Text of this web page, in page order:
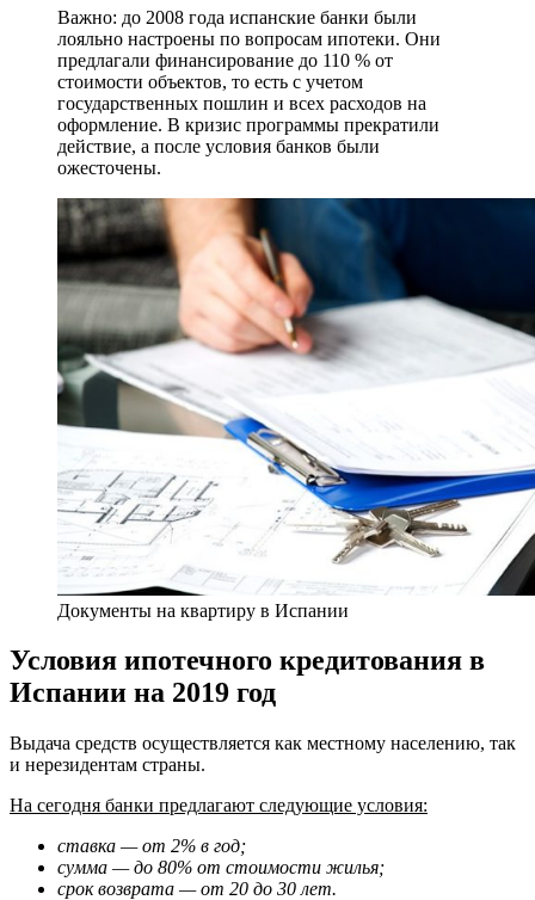
Важно: до 2008 года испанские банки были
лояльно настроены по вопросам ипотеки. Они
предлагали финансирование до 110 % от
стоимости объектов, то есть с учетом
государственных пошлин и всех расходов на
оформление. В кризис программы прекратили
действие, а после условия банков были
ожесточены.
Документы на квартиру в Испании
Условия ипотечного кредитования в
Испании на 2019 год
Выдача средств осуществляется как местному населению, так
и нерезидентам страны.
На сегодня банки предлагают следующие условия:
ставка — от 2% в год;
сумма — до 80% от стоимости жилья;
срок возврата — от 20 до 30 лет.